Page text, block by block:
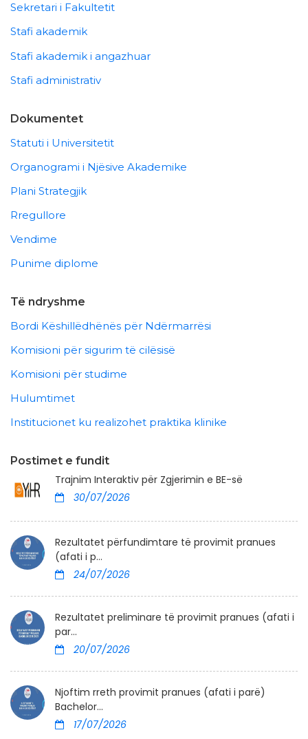
Sekretari i Fakultetit
Stafi akademik
Stafi akademik i angazhuar
Stafi administrativ
Dokumentet
Statuti i Universitetit
Organogrami i Njësive Akademike
Plani Strategjik
Rregullore
Vendime
Punime diplome
Të ndryshme
Bordi Këshillëdhënës për Ndërmarrësi
Komisioni për sigurim të cilësisë
Komisioni për studime
Hulumtimet
Institucionet ku realizohet praktika klinike
Postimet e fundit
Trajnim Interaktiv për Zgjerimin e BE-së
30/07/2026
Rezultatet përfundimtare të provimit pranues
(afati i p...
24/07/2026
Rezultatet preliminare të provimit pranues (afati i
par...
20/07/2026
Njoftim rreth provimit pranues (afati i parë)
Bachelor...
17/07/2026